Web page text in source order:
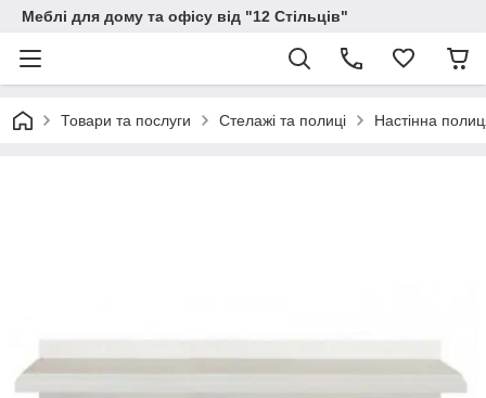
Меблі для дому та офісу від "12 Стільців"
Товари та послуги Стелажі та полиці Настінна